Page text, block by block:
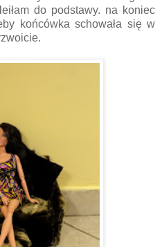
do podstawy. na koniec
końcówka schowała się w